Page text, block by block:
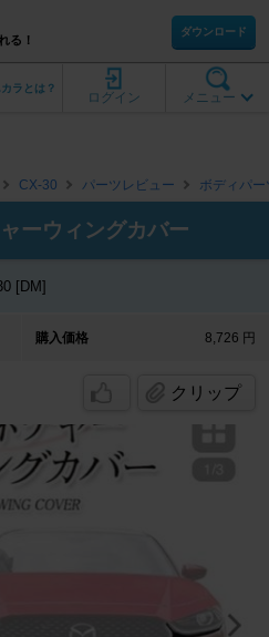
る！
ダウンロード
メニュー
ログイン
ラとは？
CX-30 パーツレビュー ボディパー
ーウィングカバー
[DM]
購入価格 8,726 円
クリップ